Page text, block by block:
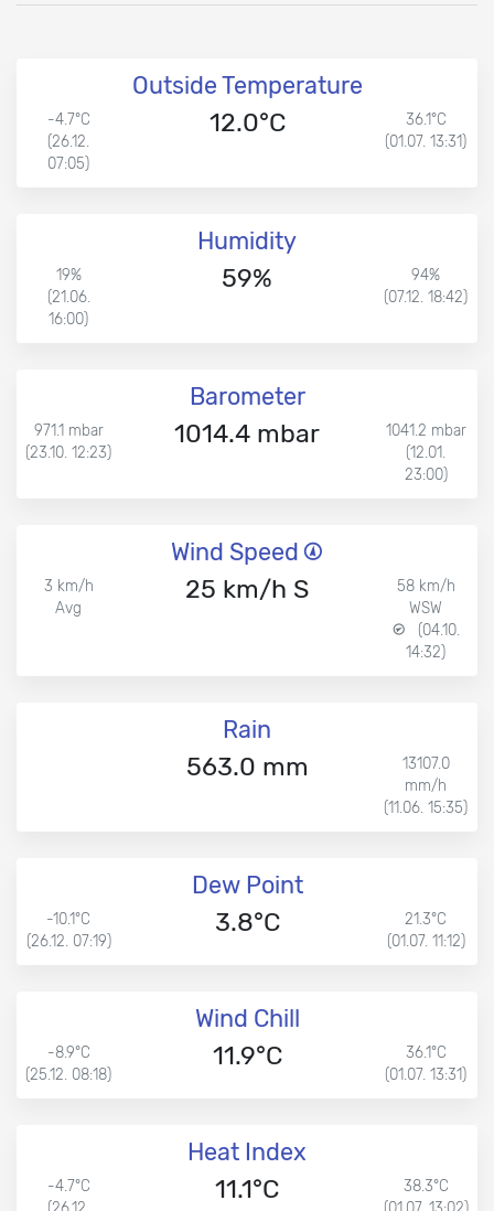
Outside Temperature
-4.7°C
(26.12.
07:05)
12.0°C
36.1°C
(01.07. 13:31)
Humidity
19%
(21.06.
16:00)
59%
94%
(07.12. 18:42)
Barometer
971.1 mbar
(23.10. 12:23)
1014.4 mbar
1041.2 mbar
(12.01.
23:00)
Wind Speed
3 km/h
Avg
25 km/h S
58 km/h
WSW
(04.10.
14:32)
Rain
563.0 mm
13107.0
mm/h
(11.06. 15:35)
Dew Point
-10.1°C
(26.12. 07:19)
3.8°C
21.3°C
(01.07. 11:12)
Wind Chill
-8.9°C
(25.12. 08:18)
11.9°C
36.1°C
(01.07. 13:31)
Heat Index
-4.7°C
(26.12.
11.1°C
38.3°C
(01.07. 13:02)